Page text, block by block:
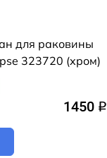
для раковины
323720 (хром)
1450 q